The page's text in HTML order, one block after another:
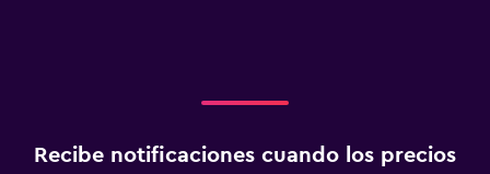
Recibe notificaciones cuando los precios